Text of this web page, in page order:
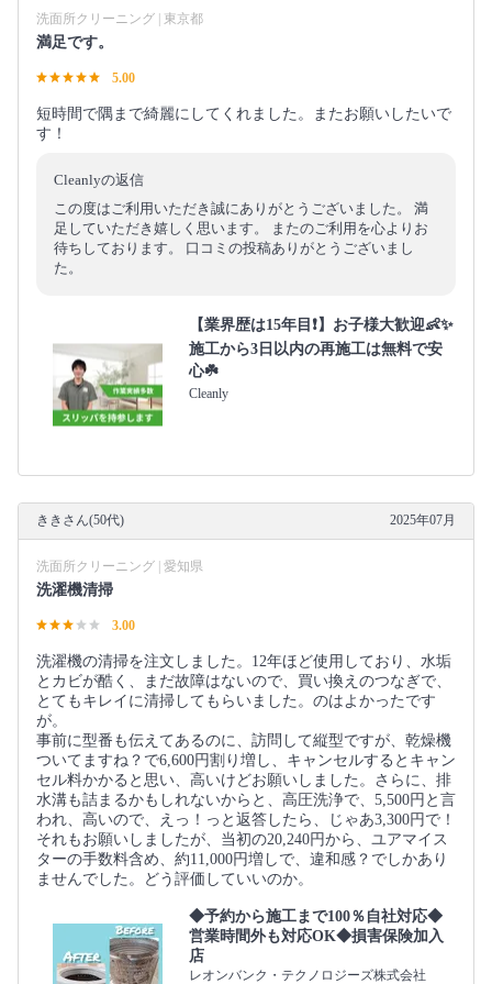
洗面所クリーニング | 東京都
満足です。
5.00
短時間で隅まで綺麗にしてくれました。またお願いしたいで
す！
Cleanlyの返信
この度はご利用いただき誠にありがとうございました。 満
足していただき嬉しく思います。 またのご利用を心よりお
待ちしております。 口コミの投稿ありがとうございまし
た。
【業界歴は15年目❗️】お子様大歓迎👶✨
施工から3日以内の再施工は無料で安
心☘️
Cleanly
ききさん(50代) 2025年07月
洗面所クリーニング | 愛知県
洗濯機清掃
3.00
洗濯機の清掃を注文しました。12年ほど使用しており、水垢
とカビが酷く、まだ故障はないので、買い換えのつなぎで、
とてもキレイに清掃してもらいました。のはよかったです
が。
事前に型番も伝えてあるのに、訪問して縦型ですが、乾燥機
ついてますね？で6,600円割り増し、キャンセルするとキャン
セル料かかると思い、高いけどお願いしました。さらに、排
水溝も詰まるかもしれないからと、高圧洗浄で、5,500円と言
われ、高いので、えっ！っと返答したら、じゃあ3,300円で！
それもお願いしましたが、当初の20,240円から、ユアマイス
ターの手数料含め、約11,000円増しで、違和感？でしかあり
ませんでした。どう評価していいのか。
◆予約から施工まで100％自社対応◆
営業時間外も対応OK◆損害保険加入
店
レオンバンク・テクノロジーズ株式会社